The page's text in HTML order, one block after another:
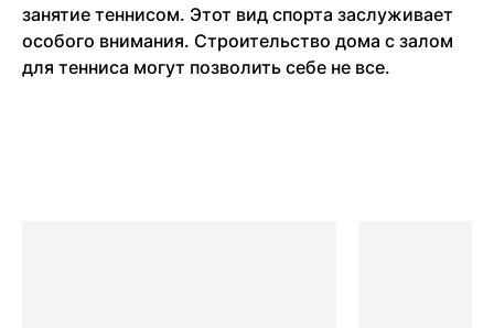
занятие теннисом. Этот вид спорта заслуживает
особого внимания. Строительство дома с залом
для тенниса могут позволить себе не все.